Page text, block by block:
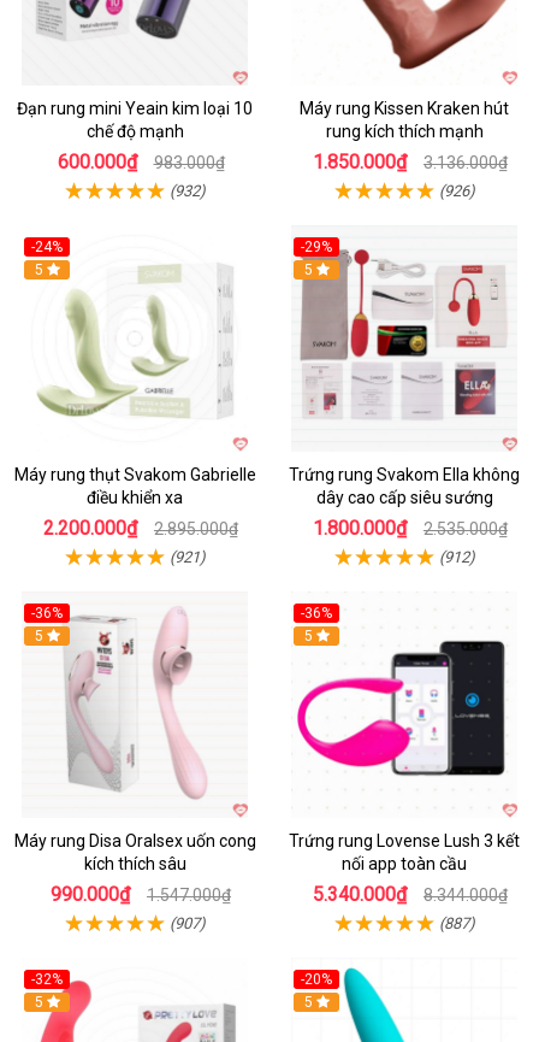
Đạn rung mini Yeain kim loại 10
chế độ mạnh
600.000₫ 983.000₫
(932)
Máy rung Kissen Kraken hút
rung kích thích mạnh
1.850.000₫ 3.136.000₫
(926)
-24%
Hot
5
Máy rung thụt Svakom Gabrielle
điều khiển xa
2.200.000₫ 2.895.000₫
(921)
-29%
5
Trứng rung Svakom Ella không
dây cao cấp siêu sướng
1.800.000₫ 2.535.000₫
(912)
-36%
5
Máy rung Disa Oralsex uốn cong
kích thích sâu
990.000₫ 1.547.000₫
(907)
-36%
Hot
5
Trứng rung Lovense Lush 3 kết
nối app toàn cầu
5.340.000₫ 8.344.000₫
(887)
-32%
5
-20%
5